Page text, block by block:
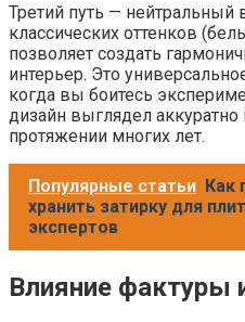
Третий путь —
классических оттенков
позволяет создать
интерьер. Это
когда вы боитесь
дизайн выглядел
протяжении многих лет.
Популярные статьи Как
хранить затирку для
экспертов
Влияние фактуры